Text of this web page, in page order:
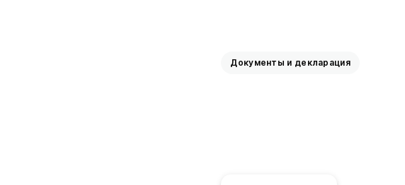
Документы и декларация